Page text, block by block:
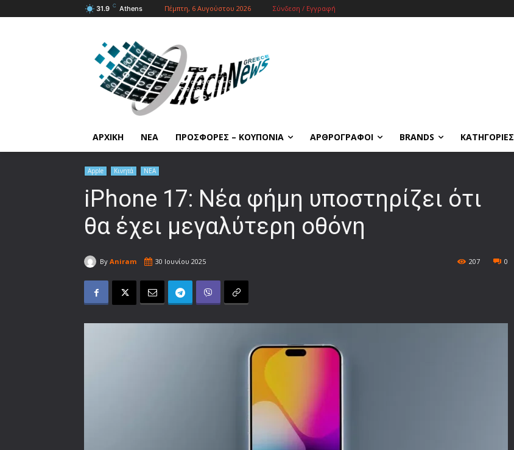
31.9 C Athens Πέμπτη, 6 Αυγούστου 2026 Σύνδεση / Εγγραφή
ΑΡΧΙΚΗ ΝΕΑ ΠΡΟΣΦΟΡΕΣ – ΚΟΥΠΟΝΙΑ ΑΡΘΡΟΓΡΑΦΟΙ BRANDS ΚΑΤΗΓΟΡΙΕΣ
Apple Κινητά ΝΕΑ
iPhone 17: Νέα φήμη υποστηρίζει ότι
θα έχει μεγαλύτερη οθόνη
By Aniram 30 Ιουνίου 2025 0
207